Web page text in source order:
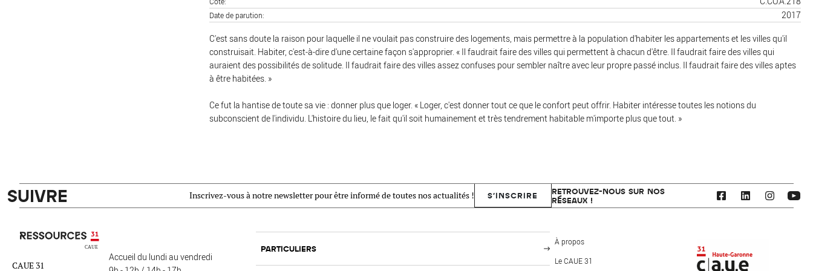
Date de parution 2017
C'est sans doute la raison pour laquelle il ne voulait pas construire des logements, mais permettre à la population d'habiter les appartements et les villes qu'il
construisait. Habiter, c'est-à-dire d'une certaine façon s'approprier. « Il faudrait faire des villes qui permettent à chacun d'être. Il faudrait faire des villes qui
auraient des possibilités de solitude. Il faudrait faire des villes assez confuses pour sembler naître avec leur propre passé inclus. Il faudrait faire des villes aptes
à être habitées. »
Ce fut la hantise de toute sa vie : donner plus que loger. « Loger, c'est donner tout ce que le confort peut offrir. Habiter intéresse toutes les notions du
subconscient de l'individu. L'histoire du lieu, le fait qu'il soit humainement et très tendrement habitable m'importe plus que tout. »
SUIVRE Inscrivez-vous à notre newsletter pour être informé de toutes nos actualités ! S'INSCRIRE
RETROUVEZ-NOUS SUR NOS
RÉSEAUX !
Ressources 31
CAUE 31
Accueil du lundi au vendredi
PARTICULIERS
À propos
Le CAUE 31